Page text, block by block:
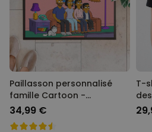
Paillasson personnalisé
famille Cartoon -
Illustration
34,99 €
T-